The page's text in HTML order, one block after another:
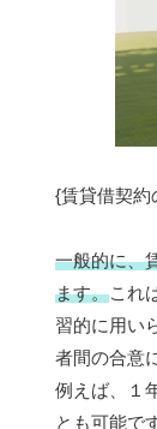
{賃貸借契約
一般的に、
ます。これ
習的に用い
者間の合意
例えば、１
とも可能で